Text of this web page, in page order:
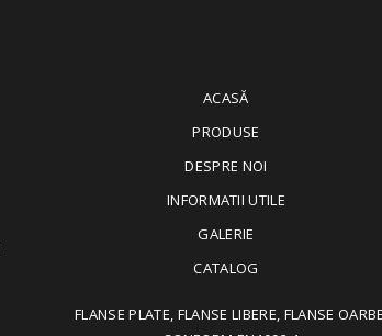
ACASĂ
PRODUSE
DESPRE NOI
INFORMATII UTILE
GALERIE
CATALOG
FLANSE PLATE, FLANSE LIBERE, FLANSE